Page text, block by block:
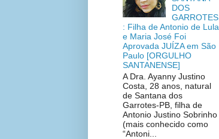
DOS
GARROTES
: Filha de Antonio de Lula
e Maria José Foi
Aprovada JUÍZA em São
Paulo [ORGULHO
SANTANENSE]
A Dra. Ayanny Justino
Costa, 28 anos, natural
de Santana dos
Garrotes-PB, filha de
Antonio Justino Sobrinho
(mais conhecido como
“Antoni...